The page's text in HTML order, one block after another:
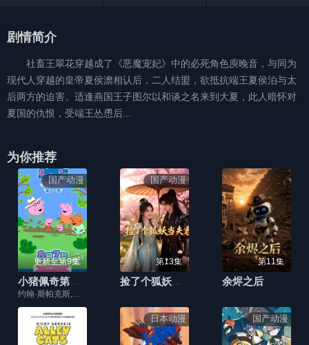
剧情简介
社畜王翠花穿越成了《恶魔宠妃》中的必死角色庾晚音，与同为
现代人穿越的皇帝夏侯澹相认后，二人结盟，欲抵抗端王夏侯泊与太
后两方的迫害。适逢燕国王子图尔以和谈之名来到大夏，此人暗怀对
夏国的仇恨，受端王怂恿后...
为你推荐
国产动漫
更新至第9集
小猪佩奇第十二季
约翰·斯帕克斯,阿梅丽·碧·史密斯,理查德·赖丁斯,莫温娜·班克斯,Kira Monteith,Alice May
国产动漫
第13集
捡了个狐妖当夫君
第11集
余烬之后
日本动漫 国产动漫